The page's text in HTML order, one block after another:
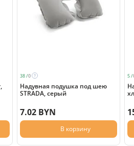
38 /0
Надувная подушка под шею
STRADA, серый
7.02 BYN
В корзину
5 /